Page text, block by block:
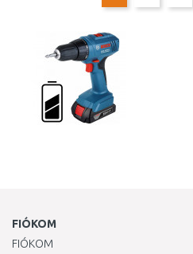
FIÓKOM
FIÓKOM